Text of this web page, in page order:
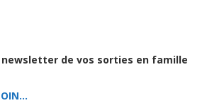
newsletter de vos sorties en famille